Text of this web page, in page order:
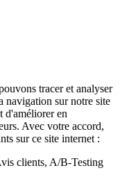
tracer et analyser
navigation sur notre site
d'améliorer en
Avec votre accord,
sur ce site internet :
clients, A/B-Testing